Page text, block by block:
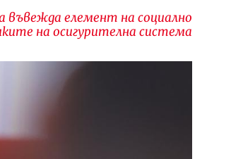
елемент на социално
на осигурителна система